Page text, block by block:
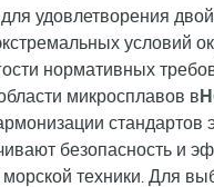
удовлетворения
условий
нормативных
микросплавов в
стандартов
безопасность и
техники. Для